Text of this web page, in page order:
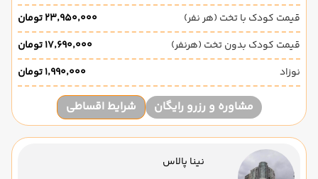
قیمت کودک با تخت (هر نفر)
۲۳٬۹۵۰٬۰۰۰ تومان
قیمت کودک بدون تخت (هرنفر)
۱۷٬۶۹۰٬۰۰۰ تومان
نوزاد
۱٬۹۹۰٬۰۰۰ تومان
مشاوره و رزرو رایگان شرایط اقساطی
نینا پالاس